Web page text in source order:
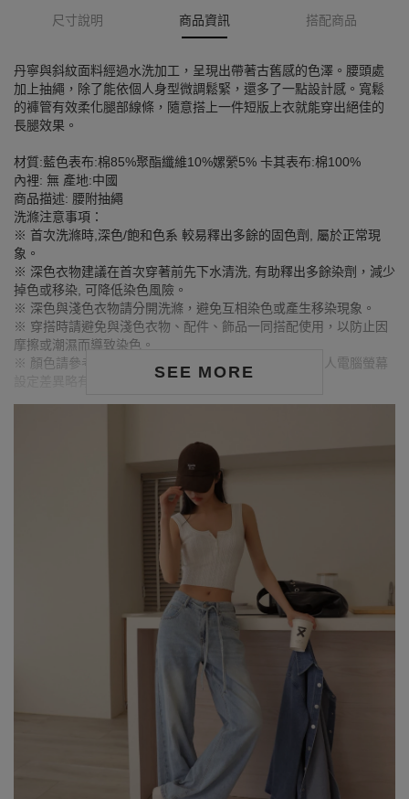
尺寸說明 商品資訊 搭配商品
SEE MORE
丹寧與斜紋面料經過水洗加工，呈現出帶著古舊感的色澤。腰頭處
加上抽繩，除了能依個人身型微調鬆緊，還多了一點設計感。寬鬆
的褲管有效柔化腿部線條，隨意搭上一件短版上衣就能穿出絕佳的
長腿效果。
材質:藍色表布:棉85%聚酯纖維10%嫘縈5% 卡其表布:棉100%
內裡: 無 產地:中國
商品描述: 腰附抽繩
洗滌注意事項：
※ 首次洗滌時,深色/飽和色系 較易釋出多餘的固色劑, 屬於正常現
象。
※ 深色衣物建議在首次穿著前先下水清洗, 有助釋出多餘染劑，減少
掉色或移染, 可降低染色風險。
※ 深色與淺色衣物請分開洗滌，避免互相染色或產生移染現象。
※ 穿搭時請避免與淺色衣物、配件、飾品一同搭配使用，以防止因
摩擦或潮濕而導致染色。
※ 顏色請參考單品圖片較為接近，但因圖檔顏色會因個人電腦螢幕
設定差異略有不同，請以實際商品顏色為準。
身高168cm／胸圍Bust：81cm
腰圍Waist：61cm／臀圍hips：86cm
試穿報告：模特兒穿著S號